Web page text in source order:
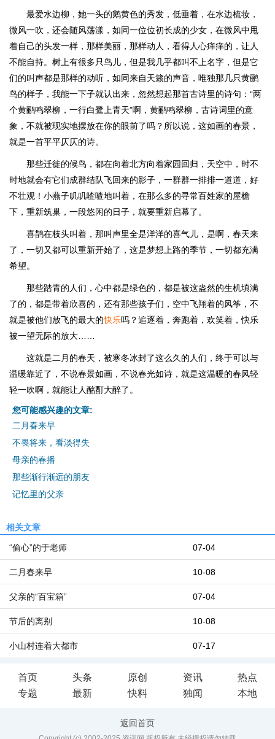
最爱水边柳，她一头的鹅黄色的秀发，低垂着，在水边梳妆，
微风一吹，还会随风荡漾，如同一位位初长成的少女，在微风中甩
着自己的头发一样，那样美丽，那样动人，看得人心痒痒的，让人
不能自持。树上有很多只鸟儿，但是我几乎都叫不上名字，但是它
们的叫声都是那样的动听，如同来自天籁的声音，唯独那几只黄鹂
鸟的样子，我能一下子就认出来，忽然想起那首古诗里的诗句：“两
个黄鹂鸣翠柳，一行白鹭上青天”啊，黄鹂鸣翠柳，古诗词里的意
象，不就被现实地摆放在你的眼前了吗？所以说，这如画的春景，
就是一首平平仄仄的诗。
那些迁徙的候鸟，都在向着北方向着家园回归，天空中，时不
时地就会有它们成群结队飞回来的影子，一群群一排排一道道，好
不壮观！小燕子叽叽喳喳地叫着，在那么多的寻常百姓家的屋檐
下，重新筑巢，一段悠闲的日子，就要重新启幕了。
喜鹊在枝头叫着，那叫声里全是洋洋的喜气儿，是啊，春天来
了，一切又都可以重新开始了，这是梦想上路的季节，一切都充满
希望。
那些踏青的人们，心中都是绿色的，都是被这盎然的生机填满
了的，都是带着欣喜的，还有那些孩子们，空中飞翔着的风筝，不
就是被他们放飞的最大的快乐吗？追逐着，奔跑着，欢笑着，快乐
被一望无际的放大……
这就是二月的春天，被寒冬冰封了这么久的人们，终于可以与
温暖靠近了，不说春景如画，不说春光如诗，就是这温暖的春风轻
轻一吹啊，就能让人酩酊大醉了。
您可能感兴趣的文章:
二月春来早
不畏将来，看淡得失
母亲的春播
那些渐行渐远的朋友
记忆里的父亲
相关文章
07-04
“偷心”的于老师
10-08
二月春来早
07-04
父亲的“百宝箱”
10-08
节后的离别
07-17
小山村连着大都市
首页 头条 原创 资讯
热点
专题
最新 快料 独闻 本地
返回首页